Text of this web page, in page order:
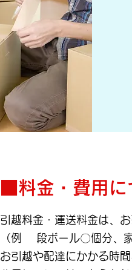
■料金・費用に
引越料金・運送料金は、
（例 段ボール〇個分、
お引越や配達にかかる時